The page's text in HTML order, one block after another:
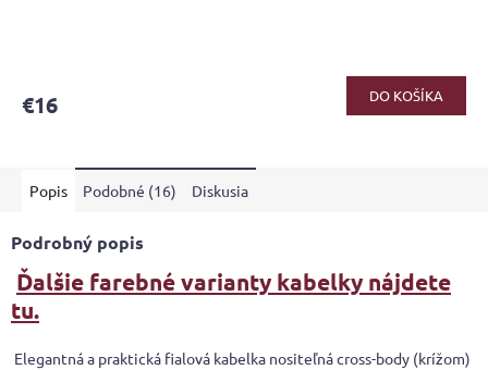
€16 DO KOŠÍKA
Popis Podobné (16) Diskusia
Podrobný popis
Ďalšie farebné varianty kabelky nájdete
tu.
Elegantná a praktická fialová kabelka nositeľná cross-body (krížom)